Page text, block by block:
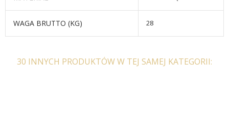
WAGA BRUTTO (KG) 28
30 INNYCH PRODUKTÓW W TEJ SAMEJ KATEGORII: